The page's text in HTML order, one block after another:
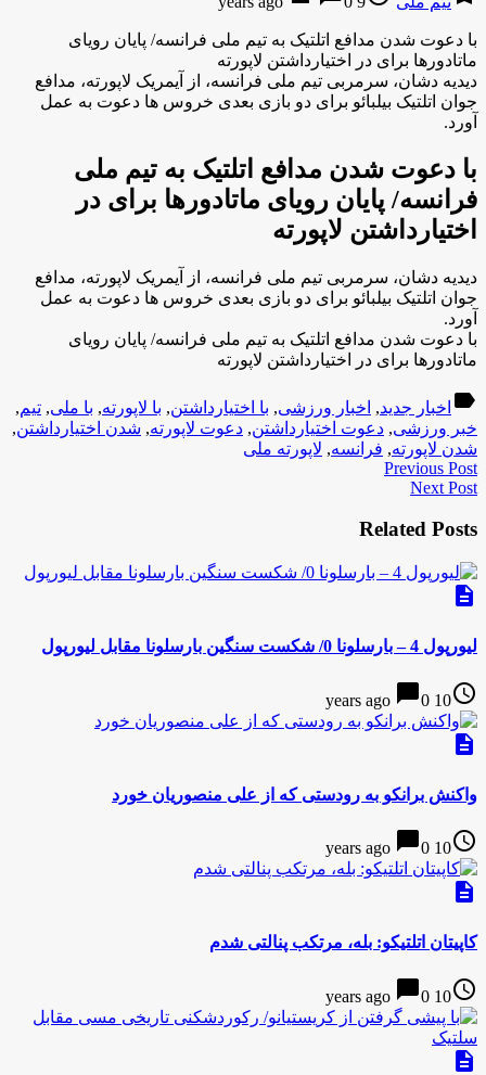
با دعوت شدن مدافع اتلتیک به تیم ملی فرانسه/ پایان رویای
ماتادورها برای در اختیارداشتن لاپورته
دیدیه دشان، سرمربی تیم ملی فرانسه، از آیمریک لاپورته، مدافع
جوان اتلتیک بیلبائو برای دو بازی بعدی خروس ها دعوت به عمل
آورد.
با دعوت شدن مدافع اتلتیک به تیم ملی
فرانسه/ پایان رویای ماتادورها برای در
اختیارداشتن لاپورته
دیدیه دشان، سرمربی تیم ملی فرانسه، از آیمریک لاپورته، مدافع
جوان اتلتیک بیلبائو برای دو بازی بعدی خروس ها دعوت به عمل
آورد.
با دعوت شدن مدافع اتلتیک به تیم ملی فرانسه/ پایان رویای
ماتادورها برای در اختیارداشتن لاپورته
label اخبار جدید, اخبار ورزشی, با اختیارداشتن, با لاپورته, با ملی, تیم,
خبر ورزشی, دعوت اختیارداشتن, دعوت لاپورته, شدن اختیارداشتن,
شدن لاپورته, فرانسه, لاپورته ملی
Previous Post
Next Post
Related Posts
description
لیورپول 4 – بارسلونا 0/ شکست سنگین بارسلونا مقابل لیورپول
access_time
10 years ago
chat_bubble0
description
واکنش برانکو به رودستی که از علی منصوریان خورد
access_time
10 years ago
chat_bubble0
description
کاپیتان اتلتیکو: بله، مرتکب پنالتی شدم
access_time
10 years ago
chat_bubble0
description